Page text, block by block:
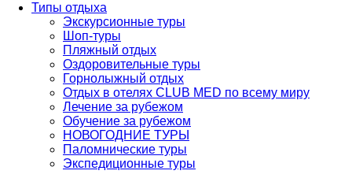
Типы отдыха
Экскурсионные туры
Шоп-туры
Пляжный отдых
Оздоровительные туры
Горнолыжный отдых
Отдых в отелях CLUB MED по всему миру
Лечение за рубежом
Обучение за рубежом
НОВОГОДНИЕ ТУРЫ
Паломнические туры
Экспедиционные туры